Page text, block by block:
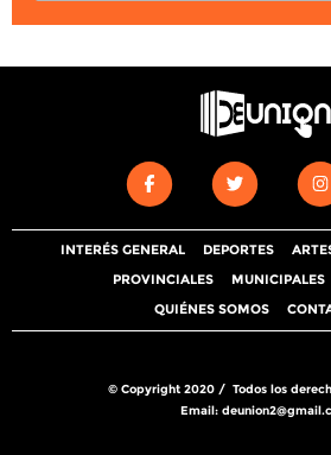
INTERÉS GENERAL DEPORTES
PROVINCIALES
MUNICIPALES
QUIÉNES SOMOS
© Copyright 2020 / Todos los
Email: